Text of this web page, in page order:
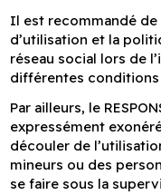
Il est recommandé
d’utilisation et la
réseau social lors de
différentes conditions
Par ailleurs, le
expressément
découler de
mineurs ou des
se faire sous la